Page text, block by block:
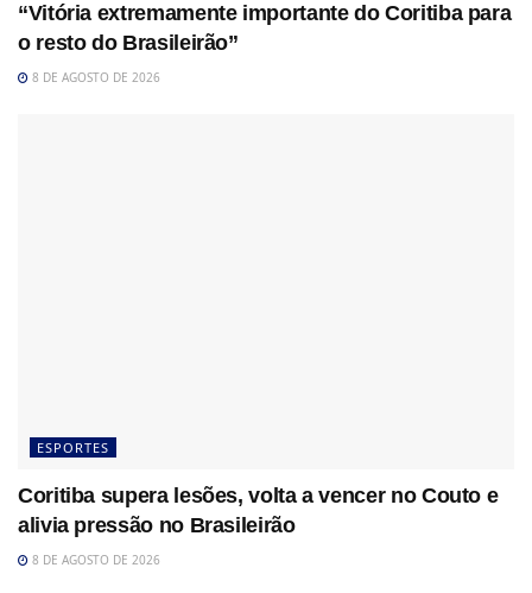
“Vitória extremamente importante do Coritiba para
o resto do Brasileirão”
8 DE AGOSTO DE 2026
ESPORTES
Coritiba supera lesões, volta a vencer no Couto e
alivia pressão no Brasileirão
8 DE AGOSTO DE 2026